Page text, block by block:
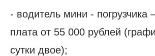
- водитель мини - погрузчика
плата от 55 000 рублей
сутки двое);